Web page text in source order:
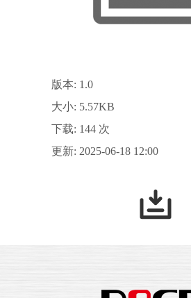
版本: 1.0
大小: 5.57KB
下载: 144 次
更新: 2025-06-18 12:00